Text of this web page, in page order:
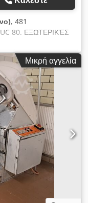
, 481
UC 80. ΕΞΩΤΕΡΙΚΈΣ
Aqisk -
ΤΕΧΝΙΚΆ
αλευριού / 120 kg
- 3
καθαρή τιμή.
επιλογές:
ΓΕΡΜΑΝΙΚΆ,
Μικρή αγγελία